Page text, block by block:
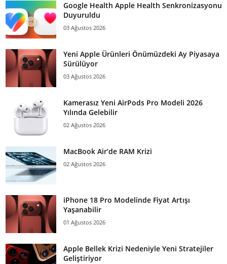
Google Health Apple Health Senkronizasyonu
Duyuruldu
03 Ağustos 2026
Yeni Apple Ürünleri Önümüzdeki Ay Piyasaya
Sürülüyor
03 Ağustos 2026
Kamerasız Yeni AirPods Pro Modeli 2026
Yılında Gelebilir
02 Ağustos 2026
MacBook Air’de RAM Krizi
02 Ağustos 2026
iPhone 18 Pro Modelinde Fiyat Artışı
Yaşanabilir
01 Ağustos 2026
Apple Bellek Krizi Nedeniyle Yeni Stratejiler
Geliştiriyor